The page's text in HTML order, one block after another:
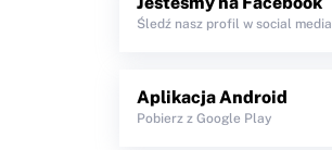
Śledź nasz profil w social media
Aplikacja Android
Pobierz z Google Play